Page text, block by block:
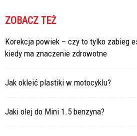
ZOBACZ TEŻ
Korekcja powiek – czy to tylko zabieg
kiedy ma znaczenie zdrowotne
Jak okleić plastiki w motocyklu?
Jaki olej do Mini 1.5 benzyna?